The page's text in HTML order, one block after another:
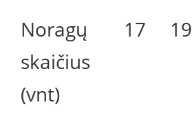
Noragų
skaičius
(vnt)
17 19